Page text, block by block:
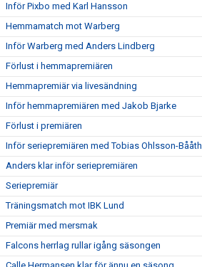
Inför Pixbo med Karl Hansson
Hemmamatch mot Warberg
Inför Warberg med Anders Lindberg
Förlust i hemmapremiären
Hemmapremiär via livesändning
Inför hemmapremiären med Jakob Bjarke
Förlust i premiären
Inför seriepremiären med Tobias Ohlsson-Bååth
Anders klar inför seriepremiären
Seriepremiär
Träningsmatch mot IBK Lund
Premiär med mersmak
Falcons herrlag rullar igång säsongen